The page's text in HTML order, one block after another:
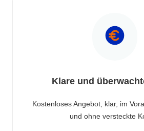
Klare und
Kostenloses Angebot, klar, im
und ohne versteckte